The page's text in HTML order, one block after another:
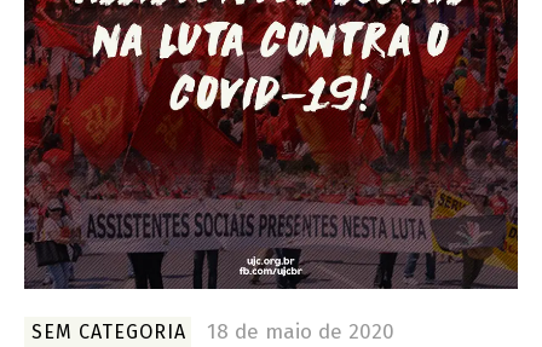
SEM CATEGORIA
18 de maio de 2020